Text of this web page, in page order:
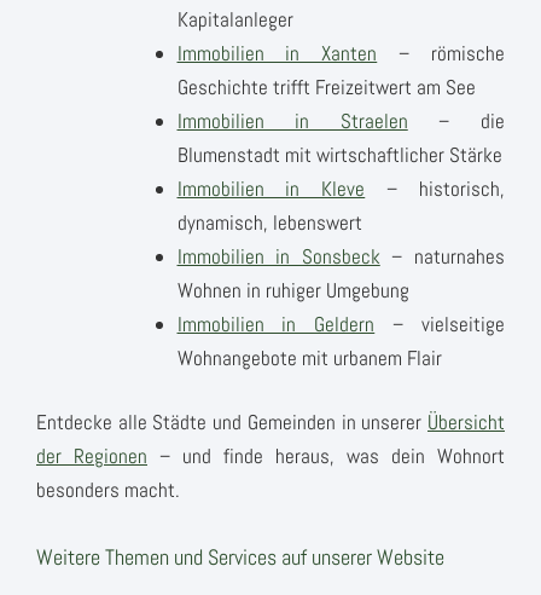
Kapitalanleger
Immobilien in Xanten – römische
Geschichte trifft Freizeitwert am See
Immobilien in Straelen – die
Blumenstadt mit wirtschaftlicher Stärke
Immobilien in Kleve – historisch,
dynamisch, lebenswert
Immobilien in Sonsbeck – naturnahes
Wohnen in ruhiger Umgebung
Immobilien in Geldern – vielseitige
Wohnangebote mit urbanem Flair
Entdecke alle Städte und Gemeinden in unserer Übersicht
der Regionen – und finde heraus, was dein Wohnort
besonders macht.
Weitere Themen und Services auf unserer Website